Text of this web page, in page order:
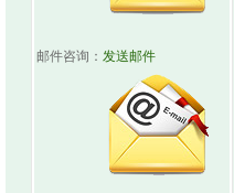
邮件咨询： 发送邮件